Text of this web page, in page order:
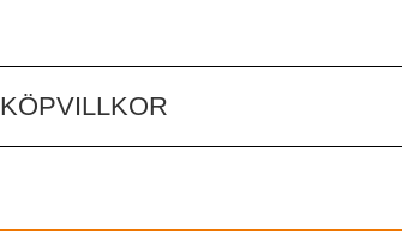
KÖPVILLKOR